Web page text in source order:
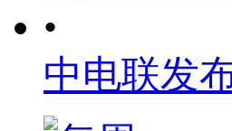
•
中电联发